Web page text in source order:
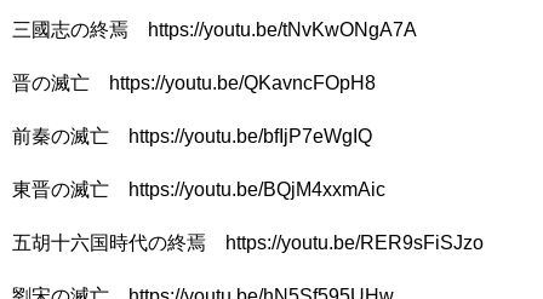
三國志の終焉 https://youtu.be/tNvKwONgA7A
晋の滅亡 https://youtu.be/QKavncFOpH8
前秦の滅亡 https://youtu.be/bfIjP7eWgIQ
東晋の滅亡 https://youtu.be/BQjM4xxmAic
五胡十六国時代の終焉 https://youtu.be/RER9sFiSJzo